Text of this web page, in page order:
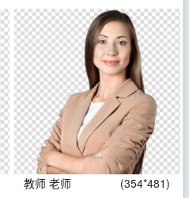
教师 老师 (354*481)